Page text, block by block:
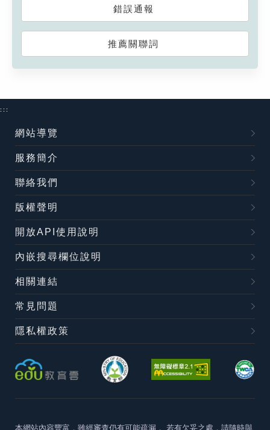
錯誤通報
推薦關聯詞
:::
網站導覽
服務簡介
聯絡我們
版權聲明
開放API使用說明
內嵌搜尋欄位說明
相關連結
常見問題
隱私權政策
本網站內容豐富，雖經審查仍有可能疏漏， 若有欠妥之處，請隨時與